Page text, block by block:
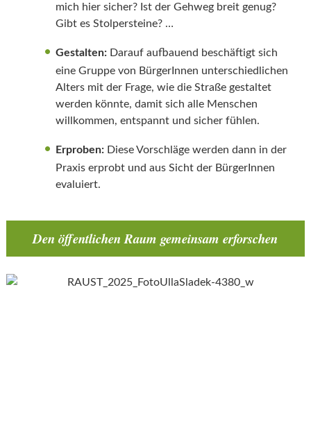
mich hier sicher? Ist der Gehweg breit genug?
Gibt es Stolpersteine? …
Gestalten: Darauf aufbauend beschäftigt sich
eine Gruppe von BürgerInnen unterschiedlichen
Alters mit der Frage, wie die Straße gestaltet
werden könnte, damit sich alle Menschen
willkommen, entspannt und sicher fühlen.
Erproben: Diese Vorschläge werden dann in der
Praxis erprobt und aus Sicht der BürgerInnen
evaluiert.
Den öffentlichen Raum gemeinsam erforschen